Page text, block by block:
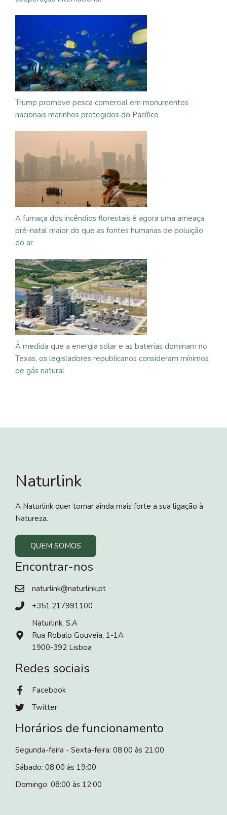
Trump promove pesca comercial em monumentos
nacionais marinhos protegidos do Pacífico
A fumaça dos incêndios florestais é agora uma ameaça
pré-natal maior do que as fontes humanas de poluição
do ar
À medida que a energia solar e as baterias dominam no
Texas, os legisladores republicanos consideram mínimos
de gás natural
Naturlink
A Naturlink quer tornar ainda mais forte a sua ligação à
Natureza.
QUEM SOMOS
Encontrar-nos
naturlink@naturlink.pt
+351.217991100
Naturlink, S.A
Rua Robalo Gouveia, 1-1A
1900-392 Lisboa
Redes sociais
Facebook
Twitter
Horários de funcionamento
Segunda-feira - Sexta-feira: 08:00 às 21:00
Sábado: 08:00 às 19:00
Domingo: 08:00 às 12:00